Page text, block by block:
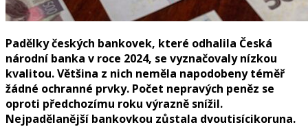
Padělky českých bankovek, které odhalila Česká
národní banka v roce 2024, se vyznačovaly nízkou
kvalitou. Většina z nich neměla napodobeny téměř
žádné ochranné prvky. Počet nepravých peněz se
oproti předchozímu roku výrazně snížil.
Nejpadělanější bankovkou zůstala dvoutisícikoruna.